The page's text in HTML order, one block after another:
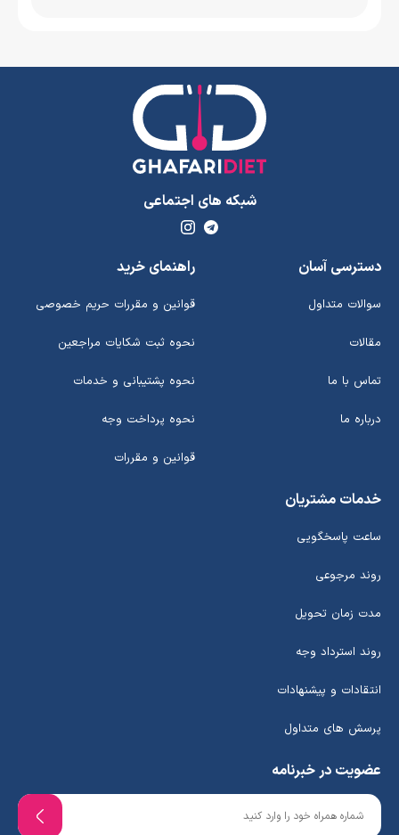
شبکه های اجتماعی
دسترسی آسان
سوالات متداول
مقالات
تماس با ما
درباره ما
راهنمای خرید
قوانین و مقررات حریم خصوصی
نحوه ثبت شکایات مراجعین
نحوه پشتیبانی و خدمات
نحوه پرداخت وجه
قوانین و مقررات
خدمات مشتریان
ساعت پاسخگویی
روند مرجوعی
مدت زمان تحویل
روند استرداد وجه
انتقادات و پیشنهادات
پرسش های متداول
عضویت در خبرنامه